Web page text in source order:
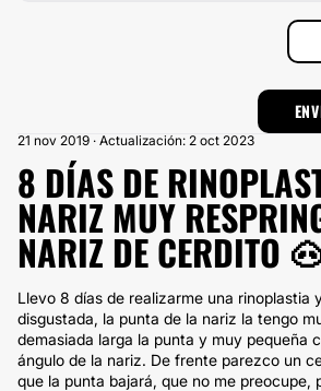
21 nov 2019 · Actualización: 2 oct 2023
8 DÍAS DE
NARIZ MUY
NARIZ DE CERDITO
Llevo 8 días de realizarme una rinoplastia
disgustada, la punta de la nariz la tengo
demasiada larga la punta y muy pequeña
ángulo de la nariz. De frente parezco un
que la punta bajará, que no me preocupe,